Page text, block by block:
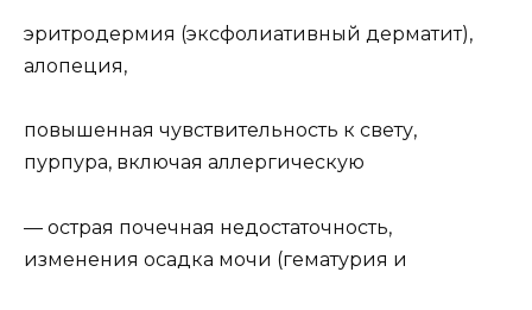
эритродермия (эксфолиативный дерматит),
алопеция,
повышенная чувствительность к свету,
пурпура, включая аллергическую
— острая почечная недостаточность,
изменения осадка мочи (гематурия и